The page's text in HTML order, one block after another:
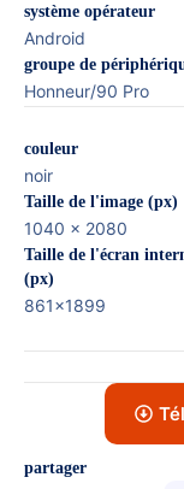
système opérateur
Android
groupe de
Honneur/90 Pro
couleur
noir
Taille de l'image (px)
1040 x 2080
Taille de l'écran
(px)
861x1899
partager